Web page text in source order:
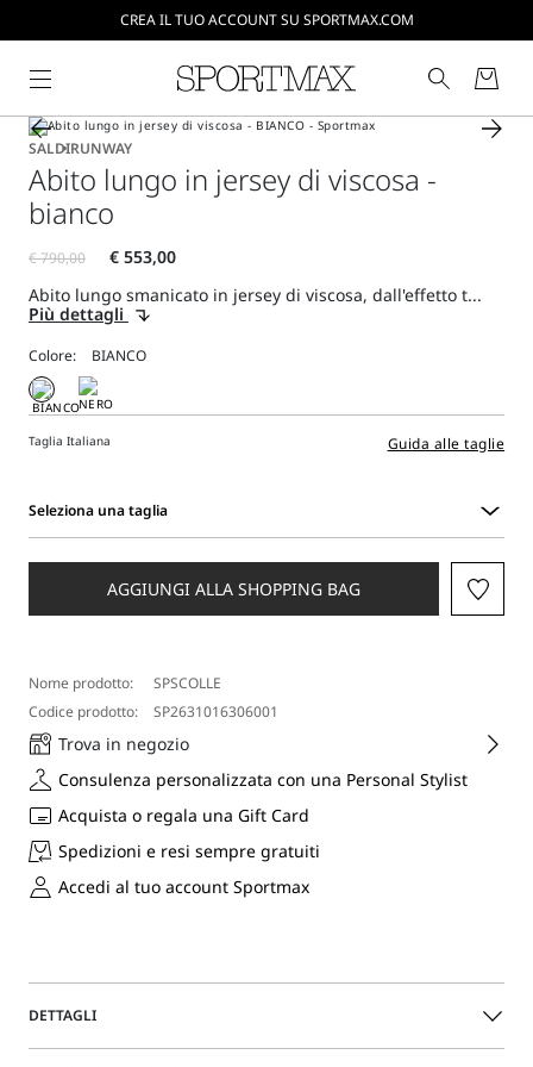
CREA IL TUO ACCOUNT SU SPORTMAX.COM
SPEDIZIONI E RESI GRATUITI
SALDIRUNWAY
Abito lungo in jersey di viscosa -
bianco
Abito lungo smanicato in jersey di viscosa, dall'effetto t...
Più dettagli
Colore:
Taglia Italiana Guida alle taglie
Seleziona una taglia
una
AGGIUNGI ALLA SHOPPING BAG
Nome prodotto:
SPSCOLLE
Codice prodotto:
SP2631016306001
Trova in negozio
Consulenza personalizzata con una Personal Stylist
Acquista o regala una Gift Card
Spedizioni e resi sempre gratuiti
Accedi al tuo account Sportmax
DETTAGLI